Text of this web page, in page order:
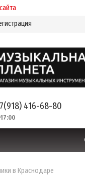
416-68-80
в Краснодаре